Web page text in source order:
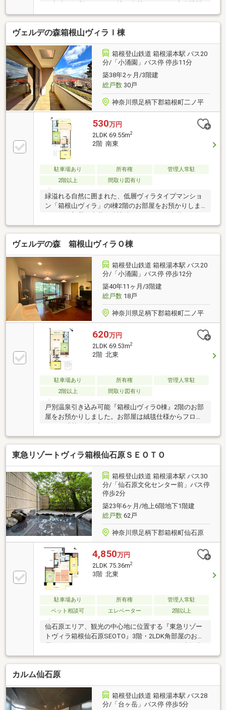
の意味で便利です。ひな壇の姿勢ですので、充分眺望
もございます。是非、現地でご確認ください。
ヴェルデの森箱根山ヴィラＩ棟
箱根登山鉄道 箱根湯本駅 バス20
分/「小涌園」バス停 停歩11分
築38年2ヶ月/3階建
総戸数30戸
神奈川県足柄下郡箱根町二ノ平
530万円
2LDK 69.55m2
2階 南東
駐車場あり 所有権
管理人常駐
2階以上
間取り図有り
緑溢れる自然に囲まれた、低層ヴィラタイプマンショ
ン「箱根山ヴィラ」のI棟2階のお部屋をお預かりしま
した。お部屋の内装は分譲時のデフォルト内装ではご
ざいますが、日当たりが良く、爽やかな風を感じられ
る立地が素敵ですね。内見のご予約はお気軽にお問合
せ下さいませ。
ヴェルデの森 箱根山ヴィラＯ棟
箱根登山鉄道 箱根湯本駅 バス20
分/「小涌園」バス停 停歩12分
築40年11ヶ月/3階建
総戸数18戸
神奈川県足柄下郡箱根町二ノ平
620万円
2LDK 69.53m2
2階 北東
駐車場あり 所有権
管理人常駐
2階以上
間取り図有り
戸別温泉引き込み可能『箱根山ヴィラO棟』2階のお部
屋をお預かりしました。お部屋は絨毯仕様からフロー
リング張替え等、部分的にリフォームをされておりま
す。植栽など手入れの行き届いた敷地内はとても爽や
かな癒しのひと時をお過ごしいただけるかと存じま
す。ご内見のご予約など、お気軽にお問い合わせくだ
さいませ。
東急リゾートヴィラ箱根仙石原ＳＥＯＴＯ
箱根登山鉄道 箱根湯本駅 バス30
分/「仙石原文化センター前」バス停
停歩2分
築23年6ヶ月/地上6階地下1階建
総戸数62戸
神奈川県足柄下郡箱根町仙石原
4,850万円
2LDK 75.36m2
3階 北東
駐車場あり 所有権
管理人常駐
ペット相談可
エレベーター 2階以上
仙石原エリア、観光の中心地に位置する『東急リゾー
トヴィラ箱根仙石原SEOTO』3階・2LDK角部屋のお部
屋をお預かりいたしました。バルコニーからは小塚山
や金時山、さらに早川のせせらぎを感じられる自然豊
かな眺望をお楽しみいただけます。館内には白濁温泉
が魅力の「大涌谷温泉」を利用した温泉大浴場を完
備。箱根ならではの癒しの時間をお過ごしいただけま
す。ご内見のご予約やご質問など、お気軽にお問い合
わせくださいませ。
カルム仙石原
箱根登山鉄道 箱根湯本駅 バス28
分/「台ヶ岳」バス停 停歩5分